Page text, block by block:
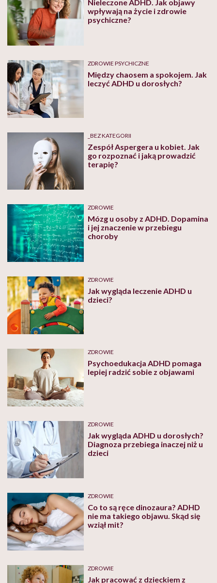
Nieleczone ADHD. Jak objawy
wpływają na życie i zdrowie
psychiczne?
ZDROWIE PSYCHICZNE
Między chaosem a spokojem. Jak
leczyć ADHD u dorosłych?
_BEZ KATEGORII
Zespół Aspergera u kobiet. Jak
go rozpoznać i jaką prowadzić
terapię?
ZDROWIE
Mózg u osoby z ADHD. Dopamina
i jej znaczenie w przebiegu
choroby
ZDROWIE
Jak wygląda leczenie ADHD u
dzieci?
ZDROWIE
Psychoedukacja ADHD pomaga
lepiej radzić sobie z objawami
ZDROWIE
Jak wygląda ADHD u dorosłych?
Diagnoza przebiega inaczej niż u
dzieci
ZDROWIE
Co to są ręce dinozaura? ADHD
nie ma takiego objawu. Skąd się
wziął mit?
ZDROWIE
Jak pracować z dzieckiem z